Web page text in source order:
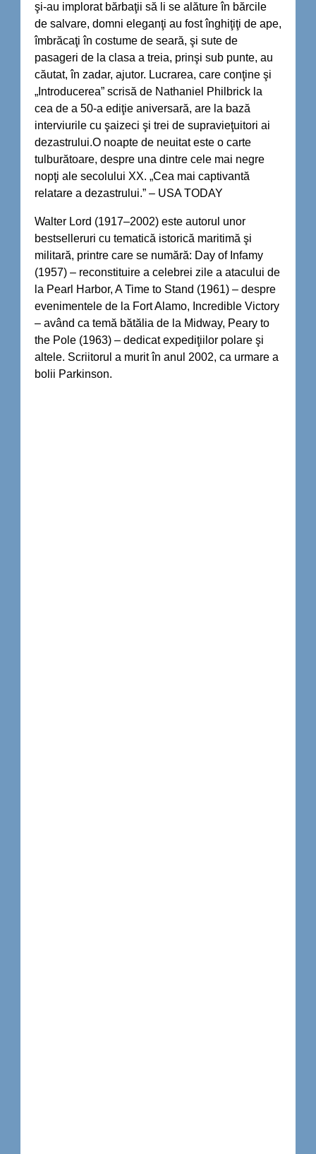
şi-au implorat bărbaţii să li se alăture în bărcile
de salvare, domni eleganţi au fost înghiţiţi de ape,
îmbrăcaţi în costume de seară, şi sute de
pasageri de la clasa a treia, prinşi sub punte, au
căutat, în zadar, ajutor. Lucrarea, care conţine şi
„Introducerea” scrisă de Nathaniel Philbrick la
cea de a 50-a ediţie aniversară, are la bază
interviurile cu şaizeci şi trei de supravieţuitori ai
dezastrului.O noapte de neuitat este o carte
tulburătoare, despre una dintre cele mai negre
nopţi ale secolului XX. „Cea mai captivantă
relatare a dezastrului.” – USA TODAY
Walter Lord (1917–2002) este autorul unor
bestselleruri cu tematică istorică maritimă şi
militară, printre care se numără: Day of Infamy
(1957) – reconstituire a celebrei zile a atacului de
la Pearl Harbor, A Time to Stand (1961) – despre
evenimentele de la Fort Alamo, Incredible Victory
– având ca temă bătălia de la Midway, Peary to
the Pole (1963) – dedicat expediţiilor polare şi
altele. Scriitorul a murit în anul 2002, ca urmare a
bolii Parkinson.